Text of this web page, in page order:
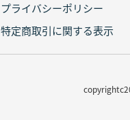
プライバシーポリシー
特定商取引に関する表示